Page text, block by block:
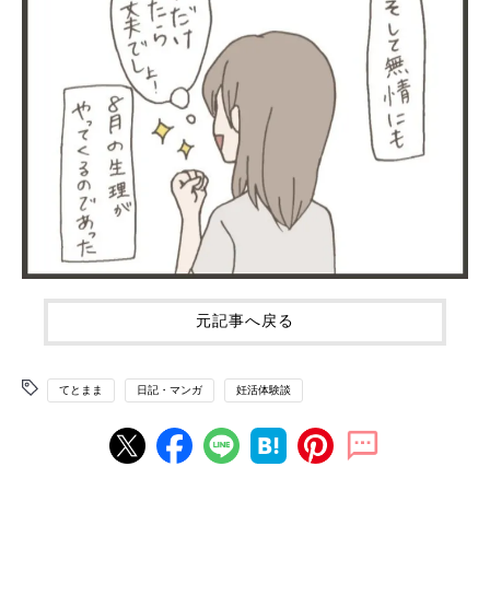
元記事へ戻る
てとまま 日記・マンガ 妊活体験談